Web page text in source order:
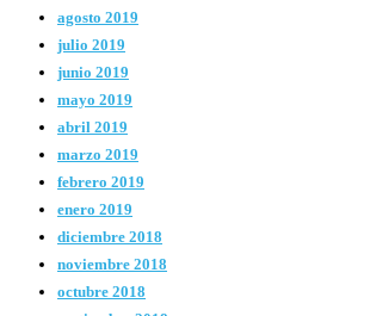
agosto 2019
julio 2019
junio 2019
mayo 2019
abril 2019
marzo 2019
febrero 2019
enero 2019
diciembre 2018
noviembre 2018
octubre 2018